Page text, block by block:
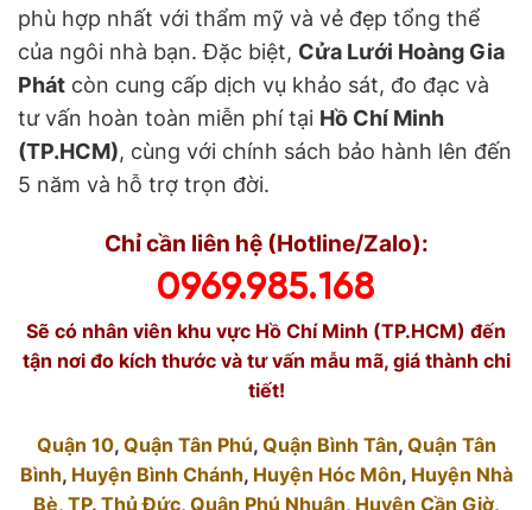
phù hợp nhất với thẩm mỹ và vẻ đẹp tổng thể
của ngôi nhà bạn. Đặc biệt, Cửa Lưới Hoàng Gia
Phát còn cung cấp dịch vụ khảo sát, đo đạc và
tư vấn hoàn toàn miễn phí tại Hồ Chí Minh
(TP.HCM), cùng với chính sách bảo hành lên đến
5 năm và hỗ trợ trọn đời.
Chỉ cần liên hệ (Hotline/Zalo):
0969.985.168
Sẽ có nhân viên khu vực Hồ Chí Minh (TP.HCM) đến
tận nơi đo kích thước và tư vấn mẫu mã, giá thành chi
tiết!
Quận 10, Quận Tân Phú, Quận Bình Tân, Quận Tân
Bình, Huyện Bình Chánh, Huyện Hóc Môn, Huyện Nhà
Bè, TP. Thủ Đức, Quận Phú Nhuận, Huyện Cần Giờ,